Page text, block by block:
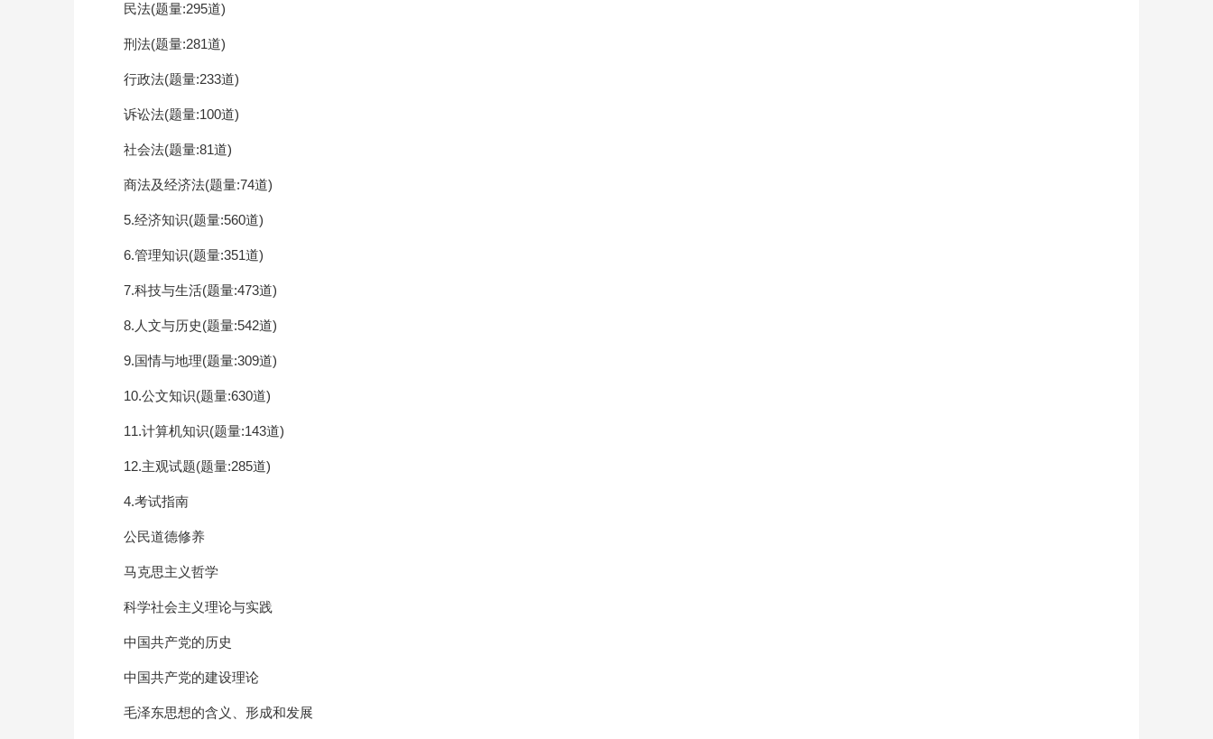
民法(题量:295道)
刑法(题量:281道)
行政法(题量:233道)
诉讼法(题量:100道)
社会法(题量:81道)
商法及经济法(题量:74道)
5.经济知识(题量:560道)
6.管理知识(题量:351道)
7.科技与生活(题量:473道)
8.人文与历史(题量:542道)
9.国情与地理(题量:309道)
10.公文知识(题量:630道)
11.计算机知识(题量:143道)
12.主观试题(题量:285道)
4.考试指南
公民道德修养
马克思主义哲学
科学社会主义理论与实践
中国共产党的历史
中国共产党的建设理论
毛泽东思想的含义、形成和发展